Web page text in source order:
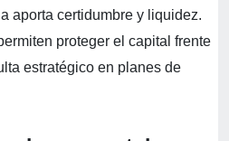
aporta certidumbre y liquidez.
proteger el capital frente
estratégico en planes de